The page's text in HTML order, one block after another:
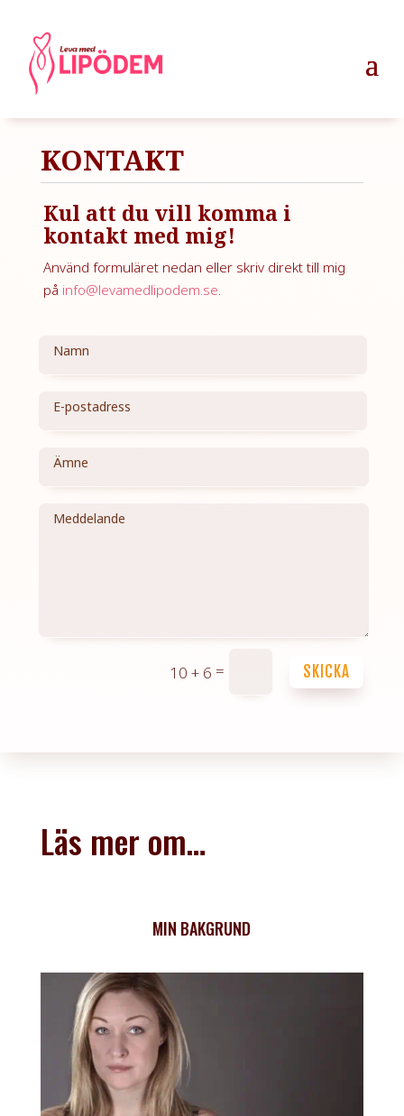
KONTAKT
Kul att du vill komma i
kontakt med mig!
Använd formuläret nedan eller skriv direkt till mig
på info@levamedlipodem.se
10 + 6 = SKICKA
Läs mer om…
MIN BAKGRUND